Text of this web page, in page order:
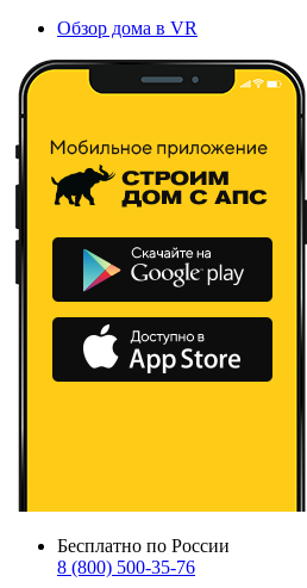
Обзор дома в VR
Бесплатно по России
8 (800) 500-35-76